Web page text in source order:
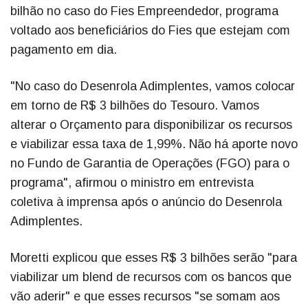
bilhão no caso do Fies Empreendedor, programa
voltado aos beneficiários do Fies que estejam com
pagamento em dia.
"No caso do Desenrola Adimplentes, vamos colocar
em torno de R$ 3 bilhões do Tesouro. Vamos
alterar o Orçamento para disponibilizar os recursos
e viabilizar essa taxa de 1,99%. Não há aporte novo
no Fundo de Garantia de Operações (FGO) para o
programa", afirmou o ministro em entrevista
coletiva à imprensa após o anúncio do Desenrola
Adimplentes.
Moretti explicou que esses R$ 3 bilhões serão "para
viabilizar um blend de recursos com os bancos que
vão aderir" e que esses recursos "se somam aos